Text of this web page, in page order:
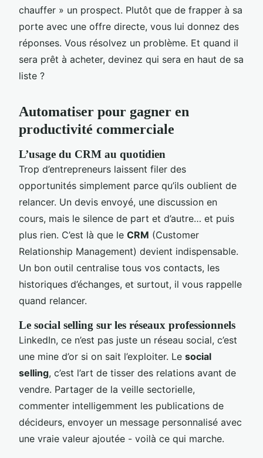
chauffer » un prospect. Plutôt que de frapper à sa
porte avec une offre directe, vous lui donnez des
réponses. Vous résolvez un problème. Et quand il
sera prêt à acheter, devinez qui sera en haut de sa
liste ?
Automatiser pour gagner en
productivité commerciale
L’usage du CRM au quotidien
Trop d’entrepreneurs laissent filer des
opportunités simplement parce qu’ils oublient de
relancer. Un devis envoyé, une discussion en
cours, mais le silence de part et d’autre… et puis
plus rien. C’est là que le CRM (Customer
Relationship Management) devient indispensable.
Un bon outil centralise tous vos contacts, les
historiques d’échanges, et surtout, il vous rappelle
quand relancer.
Le social selling sur les réseaux professionnels
LinkedIn, ce n’est pas juste un réseau social, c’est
une mine d’or si on sait l’exploiter. Le social
selling, c’est l’art de tisser des relations avant de
vendre. Partager de la veille sectorielle,
commenter intelligemment les publications de
décideurs, envoyer un message personnalisé avec
une vraie valeur ajoutée - voilà ce qui marche.